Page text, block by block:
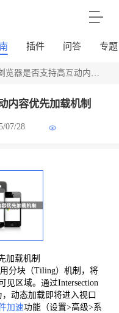
插件 问答 专题
是否支持高互动内容优先加载机制
内容优先加载机制
07/28
加载机制
分块（Tiling）机制，将
见区域。通过Intersection
动态加载即将进入视口
加速功能（设置>高级>系